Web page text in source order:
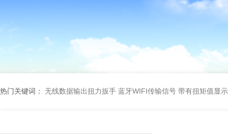
热门关键词： 无线数据输出扭力扳手 蓝牙WIFI传输信号 带有扭矩值显